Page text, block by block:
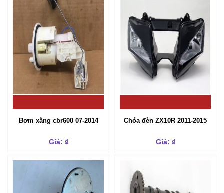
Bơm xăng cbr600 07-2014
Giá: ₫
Chóa đèn ZX10R 2011-2015
Giá: ₫